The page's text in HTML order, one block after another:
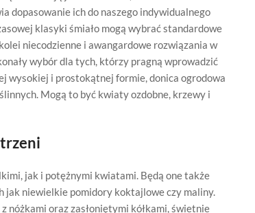
dopasowanie ich do naszego indywidualnego
klasyki śmiało mogą wybrać standardowe
niecodzienne i awangardowe rozwiązania w
wybór dla tych, którzy pragną wprowadzić
wysokiej i prostokątnej formie, donica ogrodowa
Mogą to być kwiaty ozdobne, krzewy i
jak i potężnymi kwiatami. Będą one także
jak niewielkie pomidory koktajlowe czy maliny.
nóżkami oraz zasłoniętymi kółkami, świetnie